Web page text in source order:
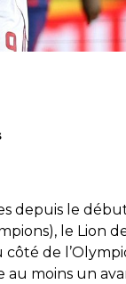
depuis le
le Lion
côté de
au moins un